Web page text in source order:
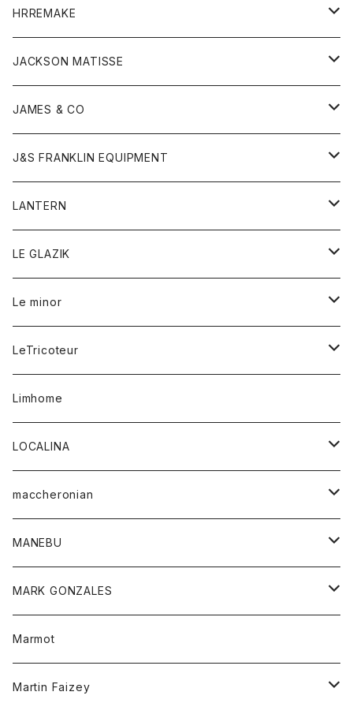
コート
フリース
ウォレット
ストール
マフラー
リング
キッズ
Tシャツ
グッズ
アンダーウェア
靴
バンダナ
トップス
カーディガン
ジャケット
タンクトップ
Tシャツ
ベスト
ボトム
オーバーオール
ショートパンツ
レディース
アウター
カーディガン
セーター
チュニック
カーディガン
コート
キッズ
Tシャツ
ロンパース
グッズ
靴
ストール
トップス
カットソー
シャツ
ボトム
オーバーオール
ショートパンツ
レディース
オーバーオール
シャツ
ワンピース
ワンピース
ブラウス
ワンピース
HRREMAKE
バック
キッズ
トレーナー
トップス
Gジャケット
スウェット
帽子
JACKSON MATISSE
Tシャツ
帽子
JAMES & CO
ボトム
J&S FRANKLIN EQUIPMENT
アウター
LANTERN
アウター
Tシャツ
LE GLAZIK
レディース
コート
シャツ
ワンピース
Tシャツ
Le minor
ボトム
スカート
パンツ
レディース
アウター
カットソー
トップス
シャツ
LeTricoteur
カーディガン
Limhome
LOCALINA
ロングスリーブテーシャツ
maccheronian
靴
MANEBU
靴
MARK GONZALES
トップス
Tシャツ
Marmot
Martin Faizey